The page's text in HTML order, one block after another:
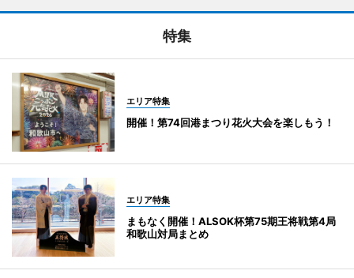
特集
エリア特集
開催！第74回港まつり花火大会を楽しもう！
エリア特集
まもなく開催！ALSOK杯第75期王将戦第4局
和歌山対局まとめ